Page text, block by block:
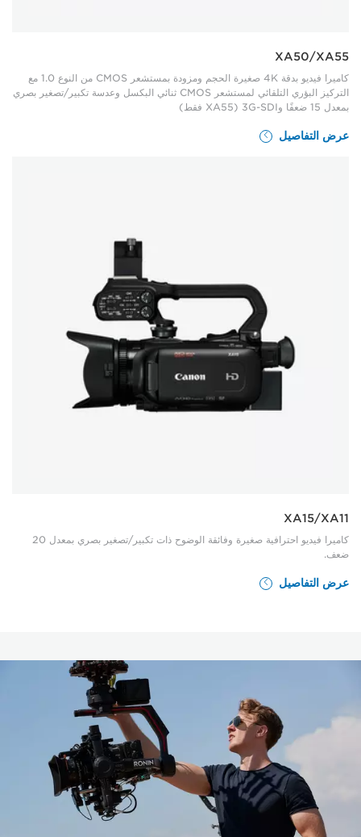
XA50/XA55
كاميرا فيديو بدقة 4K صغيرة الحجم ومزودة بمستشعر CMOS من النوع 1.0 مع
التركيز البؤري التلقائي لمستشعر CMOS ثنائي البكسل وعدسة تكبير/تصغير بصري
بمعدل 15 ضعفًا و3G-SDI (XA55 فقط)
عرض التفاصيل
XA15/XA11
كاميرا فيديو احترافية صغيرة وفائقة الوضوح ذات تكبير/تصغير بصري بمعدل 20
ضعف.
عرض التفاصيل